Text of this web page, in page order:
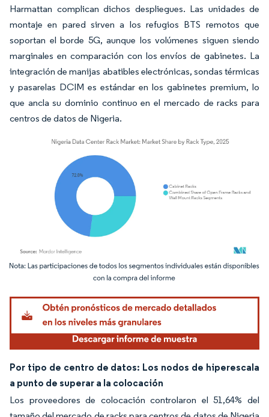
Harmattan complican dichos despliegues. Las unidades de
montaje en pared sirven a los refugios BTS remotos que
soportan el borde 5G, aunque los volúmenes siguen siendo
marginales en comparación con los envíos de gabinetes. La
integración de manijas abatibles electrónicas, sondas térmicas
y pasarelas DCIM es estándar en los gabinetes premium, lo
que ancla su dominio continuo en el mercado de racks para
centros de datos de Nigeria.
Imagen © Mordor Intelligence. El uso requiere atribución según CC BY 4.0.
Por tipo de centro de datos: Los nodos de hiperescala
a punto de superar a la colocación
Los proveedores de colocación controlaron el 51,64% del